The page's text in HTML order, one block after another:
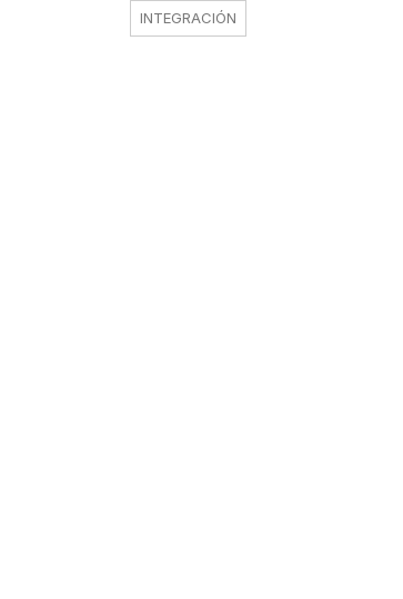
INTEGRACIÓN